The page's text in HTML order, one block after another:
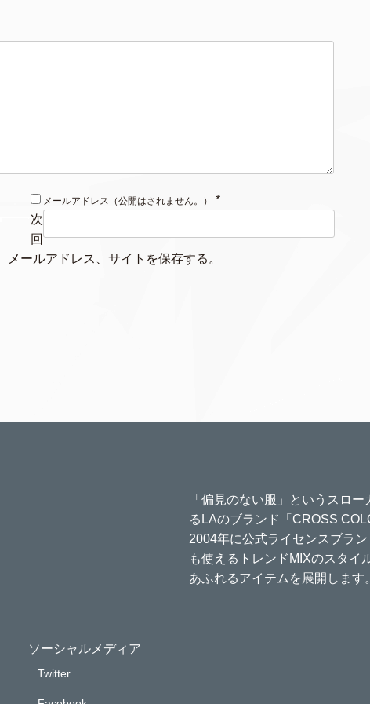
メールアドレス（公開はされません。）
*
次
回
ールアドレス、サイトを保存する。
「偏見のない服」というスロ
るLAのブランド「CROSS
2004年に公式ライセンスブラ
も使えるトレンドMIXのスタイ
あふれるアイテムを展開します。
ソーシャルメディア
Twitter